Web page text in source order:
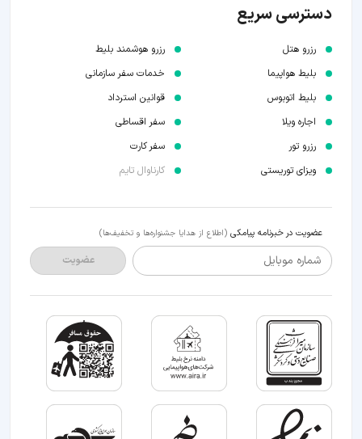
دسترسی سریع
رزرو هتل
بلیط هواپیما
بلیط اتوبوس
اجاره ویلا
رزرو تور
ویزای توریستی
رزرو هوشمند بلیط
خدمات سفر سازمانی
قوانین استرداد
سفر اقساطی
سفر کارت
کارناوال تایم
عضویت در خبرنامه پیامکی (اطلاع از هدایا جشنواره‌ها و تخفیف‌ها)
شماره موبایل عضویت